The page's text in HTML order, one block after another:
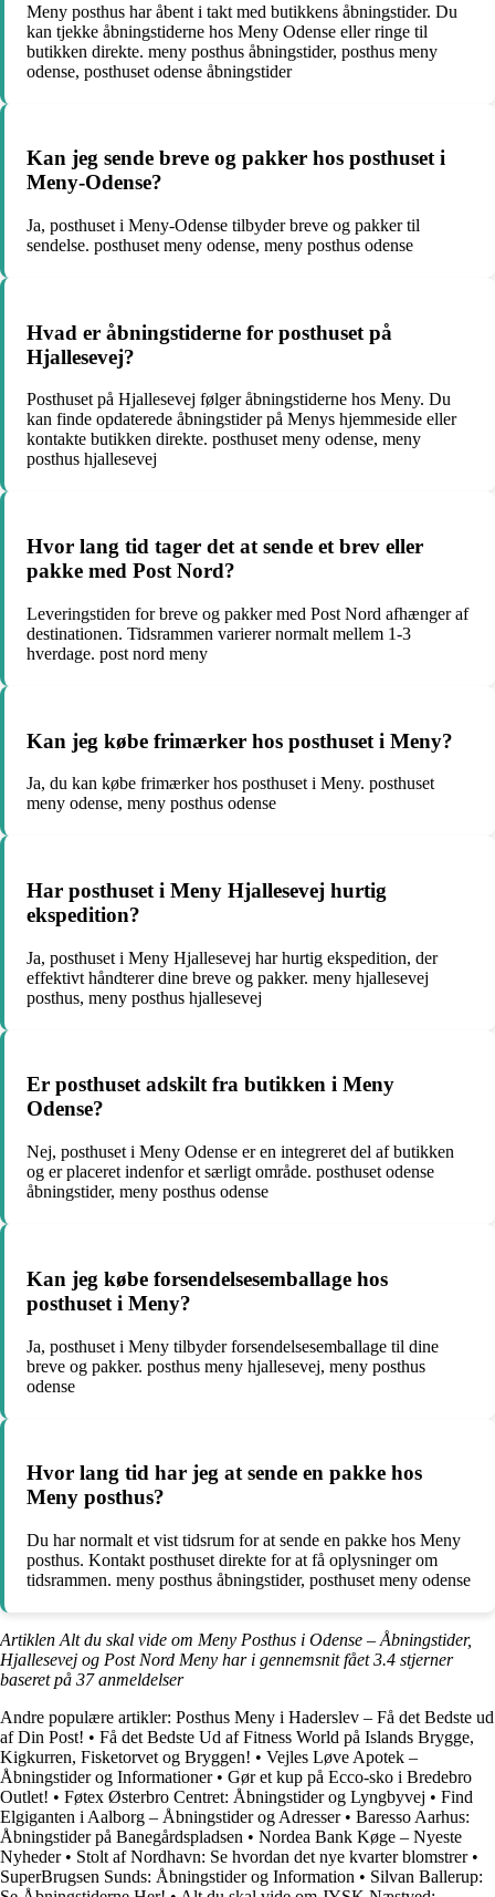
Meny posthus har åbent i takt med butikkens åbningstider. Du
kan tjekke åbningstiderne hos Meny Odense eller ringe til
butikken direkte. meny posthus åbningstider, posthus meny
odense, posthuset odense åbningstider
Kan jeg sende breve og pakker hos posthuset i
Meny-Odense?
Ja, posthuset i Meny-Odense tilbyder breve og pakker til
sendelse. posthuset meny odense, meny posthus odense
Hvad er åbningstiderne for posthuset på
Hjallesevej?
Posthuset på Hjallesevej følger åbningstiderne hos Meny. Du
kan finde opdaterede åbningstider på Menys hjemmeside eller
kontakte butikken direkte. posthuset meny odense, meny
posthus hjallesevej
Hvor lang tid tager det at sende et brev eller
pakke med Post Nord?
Leveringstiden for breve og pakker med Post Nord afhænger af
destinationen. Tidsrammen varierer normalt mellem 1-3
hverdage. post nord meny
Kan jeg købe frimærker hos posthuset i Meny?
Ja, du kan købe frimærker hos posthuset i Meny. posthuset
meny odense, meny posthus odense
Har posthuset i Meny Hjallesevej hurtig
ekspedition?
Ja, posthuset i Meny Hjallesevej har hurtig ekspedition, der
effektivt håndterer dine breve og pakker. meny hjallesevej
posthus, meny posthus hjallesevej
Er posthuset adskilt fra butikken i Meny
Odense?
Nej, posthuset i Meny Odense er en integreret del af butikken
og er placeret indenfor et særligt område. posthuset odense
åbningstider, meny posthus odense
Kan jeg købe forsendelsesemballage hos
posthuset i Meny?
Ja, posthuset i Meny tilbyder forsendelsesemballage til dine
breve og pakker. posthus meny hjallesevej, meny posthus
odense
Hvor lang tid har jeg at sende en pakke hos
Meny posthus?
Du har normalt et vist tidsrum for at sende en pakke hos Meny
posthus. Kontakt posthuset direkte for at få oplysninger om
tidsrammen. meny posthus åbningstider, posthuset meny odense
Artiklen Alt du skal vide om Meny Posthus i Odense – Åbningstider,
Hjallesevej og Post Nord Meny har i gennemsnit fået3.4 stjerner
baseret på 37anmeldelser
Andre populære artikler: Posthus Meny i Haderslev – Få det Bedste ud
af Din Post! • Få det Bedste Ud af Fitness World på Islands Brygge,
Kigkurren, Fisketorvet og Bryggen! • Vejles Løve Apotek –
Åbningstider og Informationer• Gør et kup på Ecco-sko i Bredebro
Outlet! • Føtex Østerbro Centret: Åbningstider og Lyngbyvej • Find
Elgiganten i Aalborg – Åbningstider og Adresser• Baresso Aarhus:
Åbningstider på Banegårdspladsen • Nordea Bank Køge – Nyeste
Nyheder• Stolt af Nordhavn: Se hvordan det nye kvarter blomstrer•
SuperBrugsen Sunds: Åbningstider og Information • Silvan Ballerup: